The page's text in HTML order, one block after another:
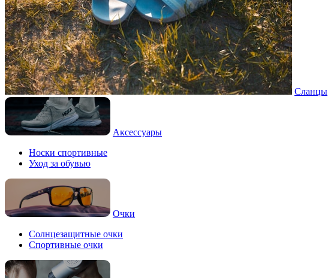
Сланцы
Аксессуары
Носки спортивные
Уход за обувью
Очки
Солнцезащитные очки
Спортивные очки